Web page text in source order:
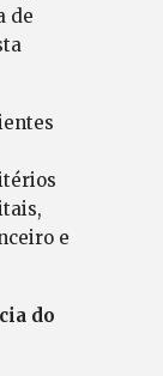
de
e
do